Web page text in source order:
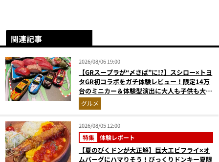
関連記事
2026/08/06 19:00
【GRスープラが“〆さば”に!?】スシロー×トヨ
タGR初コラボをガチ体験レビュー！限定14万
台のミニカー＆体験型演出に大人も子供も大興
奮間違いなし
グルメ
2026/08/05 12:00
特集 体験レポート
【夏のびくドンが大正解】巨大エビフライ×オ
ムバーグにハマりそう！びっくりドンキー夏限